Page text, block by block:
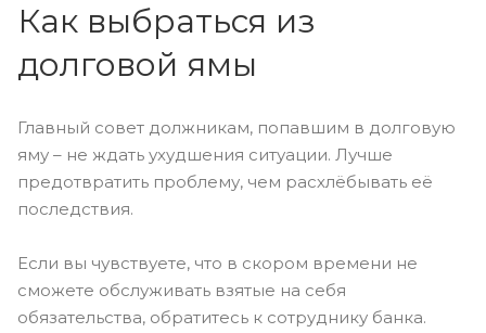
Как выбраться из
долговой ямы
Главный совет должникам, попавшим в долговую
яму – не ждать ухудшения ситуации. Лучше
предотвратить проблему, чем расхлёбывать её
последствия.
Если вы чувствуете, что в скором времени не
сможете обслуживать взятые на себя
обязательства, обратитесь к сотруднику банка.